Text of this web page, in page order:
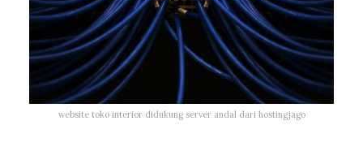
website toko interior didukung server andal dari hostingjago